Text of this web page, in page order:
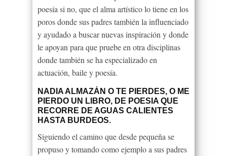
poesía si no, que el alma artístico lo tiene en los
poros donde sus padres también la influenciado
y ayudado a buscar nuevas inspiración y donde
le apoyan para que pruebe en otra disciplinas
donde también se ha especializado en
actuación, baile y poesía.
NADIA ALMAZÁN O TE PIERDES, O ME
PIERDO UN LIBRO, DE POESIA QUE
RECORRE DE AGUAS CALIENTES
HASTA BURDEOS.
Siguiendo el camino que desde pequeña se
propuso y tomando como ejemplo a sus padres